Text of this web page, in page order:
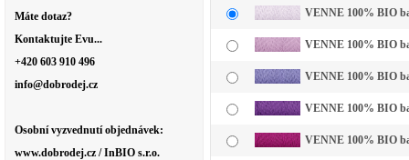
Máte dotaz?
Kontaktujte Evu...
+420 603 910 496
info@dobrodej.cz
Osobní vyzvednutí objednávek:
www.dobrodej.cz / InBIO s.r.o.
VENNE 100% BIO
VENNE 100% BIO
VENNE 100% BIO
VENNE 100% BIO
VENNE 100% BIO